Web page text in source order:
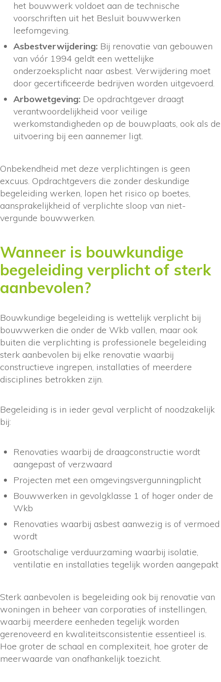
het bouwwerk voldoet aan de technische
voorschriften uit het Besluit bouwwerken
leefomgeving.
Asbestverwijdering: Bij renovatie van gebouwen
van vóór 1994 geldt een wettelijke
onderzoeksplicht naar asbest. Verwijdering moet
door gecertificeerde bedrijven worden uitgevoerd.
Arbowetgeving: De opdrachtgever draagt
verantwoordelijkheid voor veilige
werkomstandigheden op de bouwplaats, ook als de
uitvoering bij een aannemer ligt.
Onbekendheid met deze verplichtingen is geen
excuus. Opdrachtgevers die zonder deskundige
begeleiding werken, lopen het risico op boetes,
aansprakelijkheid of verplichte sloop van niet-
vergunde bouwwerken.
Wanneer is bouwkundige
begeleiding verplicht of sterk
aanbevolen?
Bouwkundige begeleiding is wettelijk verplicht bij
bouwwerken die onder de Wkb vallen, maar ook
buiten die verplichting is professionele begeleiding
sterk aanbevolen bij elke renovatie waarbij
constructieve ingrepen, installaties of meerdere
disciplines betrokken zijn.
Begeleiding is in ieder geval verplicht of noodzakelijk
bij:
Renovaties waarbij de draagconstructie wordt
aangepast of verzwaard
Projecten met een omgevingsvergunningplicht
Bouwwerken in gevolgklasse 1 of hoger onder de
Wkb
Renovaties waarbij asbest aanwezig is of vermoed
wordt
Grootschalige verduurzaming waarbij isolatie,
ventilatie en installaties tegelijk worden aangepakt
Sterk aanbevolen is begeleiding ook bij renovatie van
woningen in beheer van corporaties of instellingen,
waarbij meerdere eenheden tegelijk worden
gerenoveerd en kwaliteitsconsistentie essentieel is.
Hoe groter de schaal en complexiteit, hoe groter de
meerwaarde van onafhankelijk toezicht.